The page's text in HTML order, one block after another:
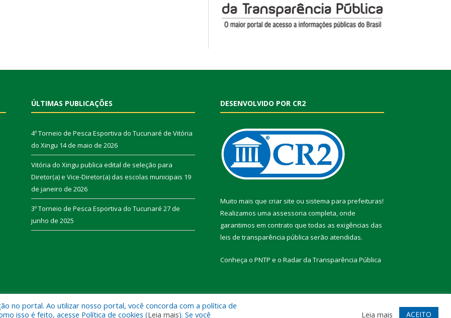
ÚLTIMAS PUBLICAÇÕES
4º Torneio de Pesca Esportiva do Tucunaré de Vitória
do Xingu 14 de maio de 2026
Vitória do Xingu publica edital de seleção para
Diretor(a) e Vice-Diretor(a) das escolas municipais 19
de janeiro de 2026
3º Torneio de Pesca Esportiva do Tucunaré 27 de
junho de 2025
DESENVOLVIDO POR CR2
Muito mais que criar site ou sistema para prefeituras!
Realizamos uma assessoria completa, onde
garantimos em contrato que todas as exigências das
leis de transparência pública serão atendidas.
Conheça o PNTP e o Radar da Transparência Pública
Vitória do Xingu. Mapa do Site Acessar Webmail
no portal. Ao utilizar nosso portal, você concorda com a política de
isso é feito, acesse Política de cookies (Leia mais). Se você Leia mais ACEITO